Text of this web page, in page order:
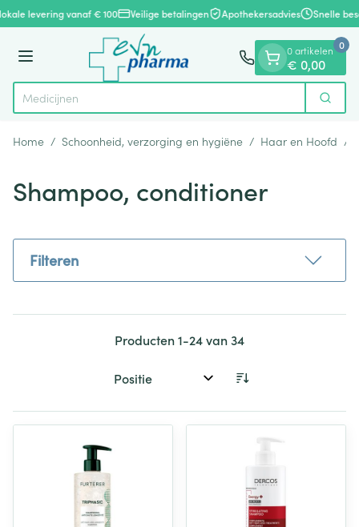
Ga naar de inhoud
1 van 1
levering vanaf € 100 Veilige betalingen Apothekersadvies Snelle
Menu
Product, merk, categorie... Zoek
0 artikelen
€ 0,00
0
Home / Schoonheid, verzorging en hygiëne / Haar en Hoofd /
Shampoo, conditioner
Filteren
Producten1-24van34
Sorteer op: